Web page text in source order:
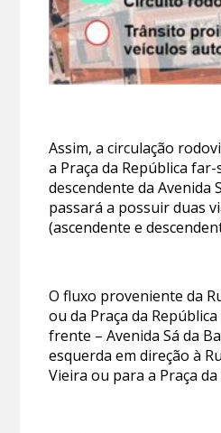
Assim, a circulação
a Praça da República
descendente da Avenida
passará a possuir duas
(ascendente e
O fluxo proveniente da
ou da Praça da
frente – Avenida Sá da
esquerda em direção à
Vieira ou para a Praça da